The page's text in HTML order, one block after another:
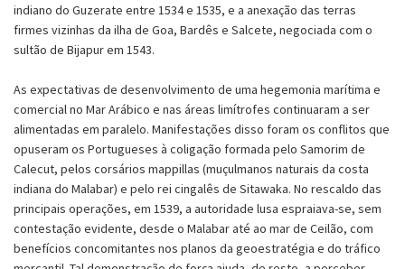
indiano do Guzerate entre 1534 e 1535, e a anexação das terras
firmes vizinhas da ilha de Goa, Bardês e Salcete, negociada com o
sultão de Bijapur em 1543.
As expectativas de desenvolvimento de uma hegemonia marítima e
comercial no Mar Arábico e nas áreas limítrofes continuaram a ser
alimentadas em paralelo. Manifestações disso foram os conflitos que
opuseram os Portugueses à coligação formada pelo Samorim de
Calecut, pelos corsários mappillas (muçulmanos naturais da costa
indiana do Malabar) e pelo rei cingalês de Sitawaka. No rescaldo das
principais operações, em 1539, a autoridade lusa espraiava-se, sem
contestação evidente, desde o Malabar até ao mar de Ceilão, com
benefícios concomitantes nos planos da geoestratégia e do tráfico